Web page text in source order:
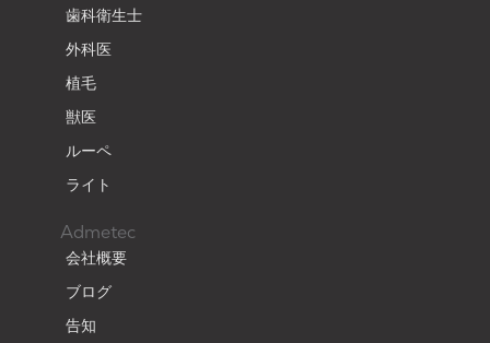
歯科衛生士
外科医
植毛
獣医
ルーペ
ライト
Admetec
会社概要
ブログ
告知